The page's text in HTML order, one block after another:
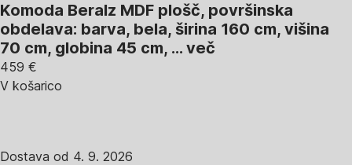
Komoda BeraIz MDF plošč, površinska
obdelava: barva, bela, širina 160 cm, višina
70 cm, globina 45 cm, … več
459 €
V košarico
Dostava od 4. 9. 2026